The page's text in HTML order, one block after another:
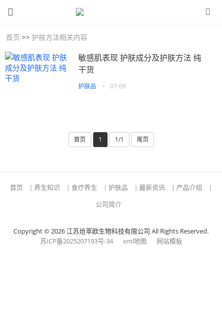
首页 >> 护肤方法相关内容
敏感肌表现 护肤成分及护肤方法 纯
干货
护肤品 • 07-09
首页 1 1/1 尾页
首页 | 养生知识 | 食疗养生 | 护肤品 | 最新资讯 | 产品介绍
|
公司简介
Copyright © 2026 江苏炝萃欧生物科技有限公司 All Rights Reserved.
苏ICP备2025207193号-34
xml地图 网站模板